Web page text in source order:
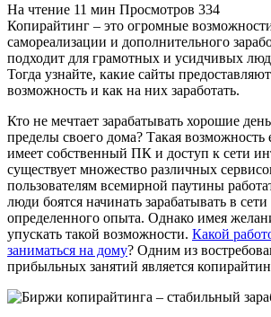
На чтение 11 мин Просмотров 334
Копирайтинг – это огромные
самореализации и дополнительного
подходит для грамотных и усидчивых
Тогда узнайте, какие сайты
возможность и как на них заработать.
Кто не мечтает зарабатывать хорошие
пределы своего дома? Такая возможность
имеет собственный ПК и доступ к сети
существует множество различных
пользователям всемирной паутины
люди боятся начинать зарабатывать в сети
определенного опыта. Однако имея
упускать такой возможности. Какой
заниматься на дому? Одним из
прибыльных занятий является